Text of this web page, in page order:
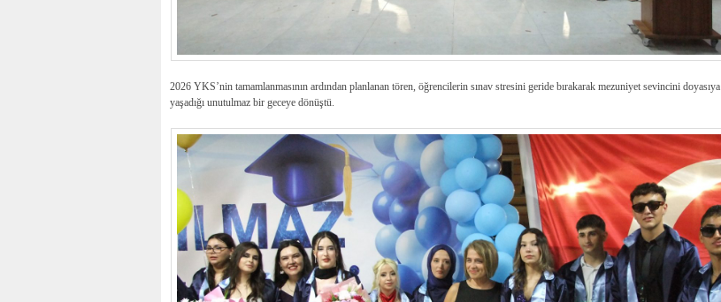
2026 YKS’nin tamamlanmasının ardından planlanan tören, öğrencilerin sınav stresini geride bırakarak mezuniyet sevincini doyasıya
yaşadığı unutulmaz bir geceye dönüştü.